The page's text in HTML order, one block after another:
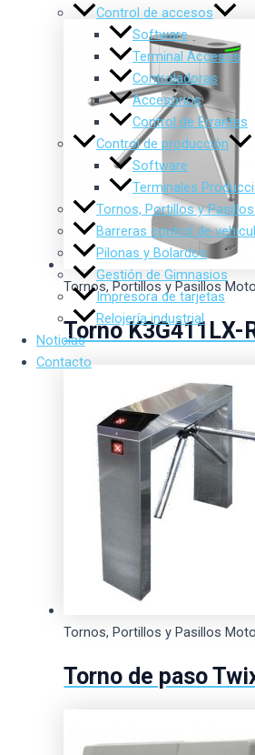
Control de accesos
Software
Terminal Accesos
Controladoras
Accesorios
Control de Errantes
Control de producción
Software
Terminales
Tornos, Portillos y
Barreras control de
Pilonas y Bolardos
Gestión de Gimnasios
Impresora de tarjetas
Relojería industrial
Noticias
Contacto
Tornos, Portillos y Pasillos
Torno K3G411LX-
Tornos, Portillos y Pasillos
Torno de paso